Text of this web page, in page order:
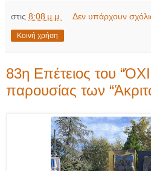
στις 8:08 μ.μ. Δεν υπάρχουν
Κοινή χρήση
83η Επέτειος του
παρουσίας των